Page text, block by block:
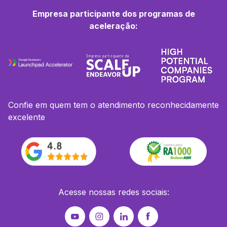
Empresa participante dos programas de
aceleração:
Confie em quem tem o atendimento reconhecidamente
excelente
Acesse nossas redes sociais: